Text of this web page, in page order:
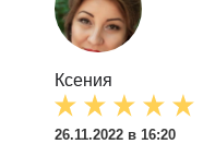
Ксения
26.11.2022 в 16:20